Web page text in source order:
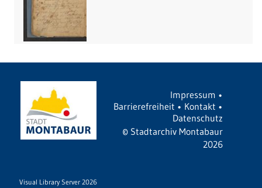
Impressum •
Barrierefreiheit • Kontakt •
Datenschutz
© Stadtarchiv Montabaur
2026
Visual Library Server 2026